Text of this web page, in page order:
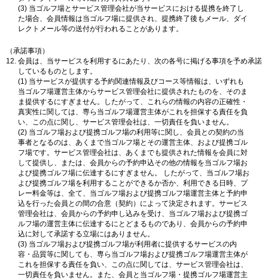
(3) 当ゴルフ場とサービス管理会社が当サービスにおける提携を終了し
た場合、会員情報は当ゴルフ場に提供され、提携終了後もメール、ダイ
レクトメール等の送付が行われることがあります。
（承諾事項）
会員は、当サービスを利用するにあたり、次の各号に掲げる事項を予め承諾
しているものとします。
(1) 当サービスが提供する予約関連情報及びコース等情報は、いずれも
当ゴルフ場運営主体からサービス管理会社に提供されたものを、そのま
ま提供するにすぎません。したがって、これらの情報の内容の正確性・
真実性に関しては、専ら当ゴルフ場運営主体がこれを担保する責任を負
い、この点に関し、サービス管理会社は、一切責任を負いません。
(2) 当ゴルフ場および提携ゴルフ場の利用等に関し、会員との契約の当
事者となるのは、あくまで当ゴルフ場とその運営主体、および提携ゴル
フ場です。サービス管理会社は、あくまでも提供された情報を会員に対
して提供し、または、会員からの予約申込その他の情報を当ゴルフ場お
よび提携ゴルフ場に伝達するにすぎません。 したがって、当ゴルフ場お
よび提携ゴルフ場を利用することができるか否か、利用できる日時、プ
レー料金等は、全て、当ゴルフ場および提携ゴルフ場運営主体と予約申
込を行った会員との間の合意（契約）によって決定されます。サービス
管理会社は、会員からの予約申し込みを受け、当ゴルフ場および提携ゴ
ルフ場の運営主体に伝達するにとどまるものであり、会員からの予約申
込に対して承諾する立場にはありません。
(3) 当ゴルフ場および提携ゴルフ場が利用者に提供するサービスの内
容・品質等に関しても、専ら当ゴルフ場および提携ゴルフ場運営主体が
これを担保する責任を負い、この点に関しては、サービス管理会社は、
一切責任を負いません。また、会員と当ゴルフ場・提携ゴルフ場運営主